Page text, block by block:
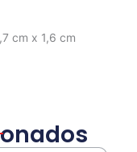
cm x 1,6 cm